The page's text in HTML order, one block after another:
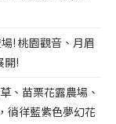
! 桃園觀音、月眉
開!
、苗栗花露農場、
徜徉藍紫色夢幻花